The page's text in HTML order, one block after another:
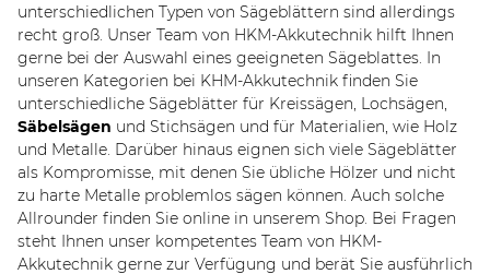
unterschiedlichen Typen von Sägeblättern sind allerdings
recht groß. Unser Team von HKM-Akkutechnik hilft Ihnen
gerne bei der Auswahl eines geeigneten Sägeblattes. In
unseren Kategorien bei KHM-Akkutechnik finden Sie
unterschiedliche Sägeblätter für Kreissägen, Lochsägen,
Säbelsägen und Stichsägen und für Materialien, wie Holz
und Metalle. Darüber hinaus eignen sich viele Sägeblätter
als Kompromisse, mit denen Sie übliche Hölzer und nicht
zu harte Metalle problemlos sägen können. Auch solche
Allrounder finden Sie online in unserem Shop. Bei Fragen
steht Ihnen unser kompetentes Team von HKM-
Akkutechnik gerne zur Verfügung und berät Sie ausführlich